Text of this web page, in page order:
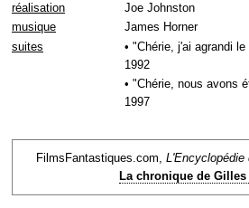
réalisation
Joe Johnston
musique
James Horner
suites
• "Chérie, j'ai agrandi
1992
• "Chérie, nous avons
1997
FilmsFantastiques.com, L'Encyclopédie
La chronique de Gilles